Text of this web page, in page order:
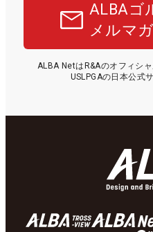
ALBAゴ
メルマ
ALBA NetはR&Aのオフィシ
USLPGAの日本公式